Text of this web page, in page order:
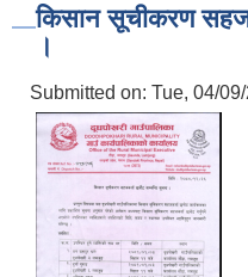
किसान सूचीकरण
।
Submitted on: Tue, 04/